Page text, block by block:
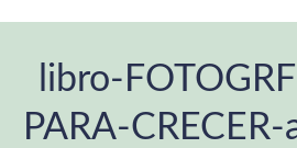
libro-
PARA-